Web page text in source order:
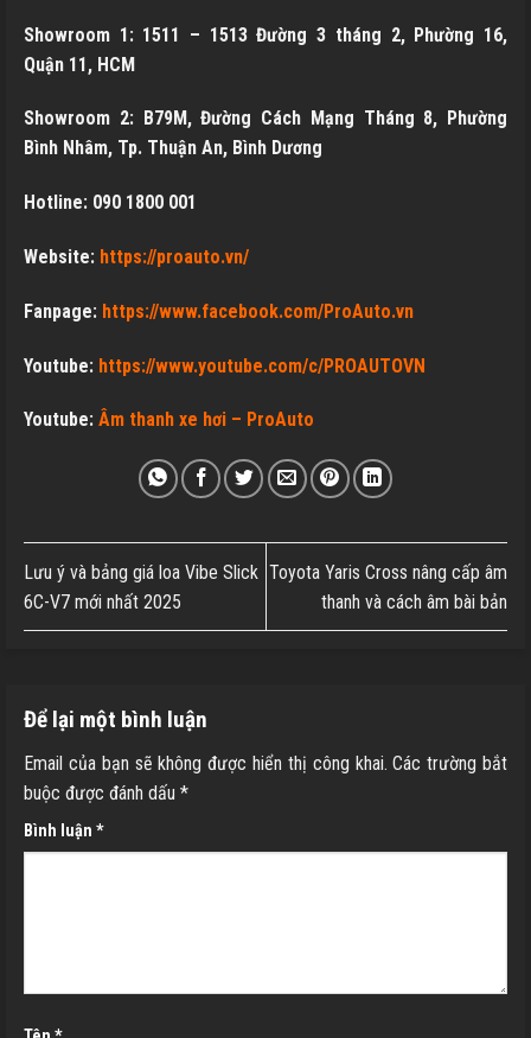
Showroom 1: 1511 – 1513 Đường 3 tháng 2, Phường 16,
Quận 11, HCM
Showroom 2: B79M, Đường Cách Mạng Tháng 8, Phường
Bình Nhâm, Tp. Thuận An, Bình Dương
Hotline: 090 1800 001
Website: https://proauto.vn/
Fanpage: https://www.facebook.com/ProAuto.vn
Youtube: https://www.youtube.com/c/PROAUTOVN
Youtube: Âm thanh xe hơi – ProAuto
Lưu ý và bảng giá loa Vibe Slick
6C-V7 mới nhất 2025
Toyota Yaris Cross nâng cấp âm
thanh và cách âm bài bản
Để lại một bình luận
Email của bạn sẽ không được hiển thị công khai. Các trường bắt
buộc được đánh dấu *
Bình luận *